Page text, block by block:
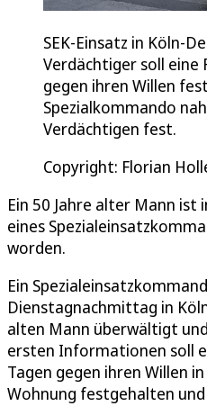
SEK-Einsatz in Köln-
Verdächtiger soll eine
gegen ihren Willen
Spezialkommando
Verdächtigen fest.
Copyright: Florian
Ein 50 Jahre alter Mann
eines
worden.
Ein
Dienstagnachmittag in
alten Mann überwältigt
ersten Informationen soll
Tagen gegen ihren Willen
Wohnung festgehalten